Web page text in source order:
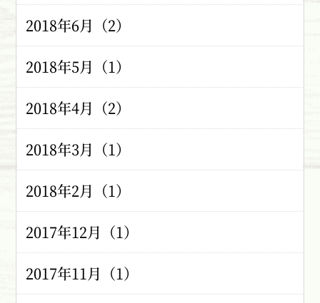
2018年6月（2）
2018年5月（1）
2018年4月（2）
2018年3月（1）
2018年2月（1）
2017年12月（1）
2017年11月（1）